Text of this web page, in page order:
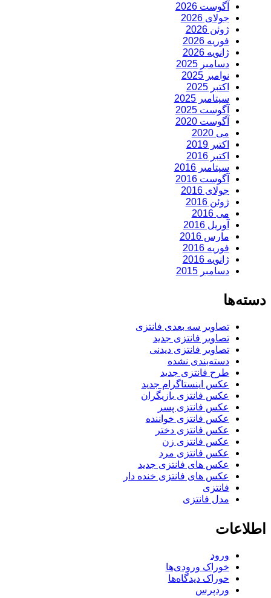
آگوست 2026
جولای 2026
ژوئن 2026
فوریه 2026
ژانویه 2026
دسامبر 2025
نوامبر 2025
اکتبر 2025
سپتامبر 2025
آگوست 2025
آگوست 2020
می 2020
اکتبر 2019
اکتبر 2016
سپتامبر 2016
آگوست 2016
جولای 2016
ژوئن 2016
می 2016
آوریل 2016
مارس 2016
فوریه 2016
ژانویه 2016
دسامبر 2015
دسته‌ها
تصاویر سه بعدی فانتزی
تصاویر فانتزی جدید
تصاویر فانتزی دیدنی
دسته‌بندی نشده
طرح فانتزی جدید
عکس اینستاگرام جدید
عکس فانتزی بازیگران
عکس فانتزی پسر
عکس فانتزی خواننده
عکس فانتزی دختر
عکس فانتزی زن
عکس فانتزی مرد
عکس های فانتزی جدید
عکس های فانتزی خنده دار
فانتزی
مدل فانتزی
اطلاعات
ورود
خوراک ورودی‌ها
خوراک دیدگاه‌ها
وردپرس